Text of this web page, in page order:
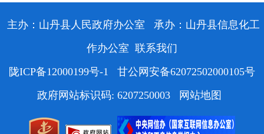
主办：山丹县人民政府办公室
承办：山丹县信息化工
作办公室 联系我们
陇ICP备12000199号-1
甘公网安备62072502000105号
政府网站标识码: 6207250003
网站地图